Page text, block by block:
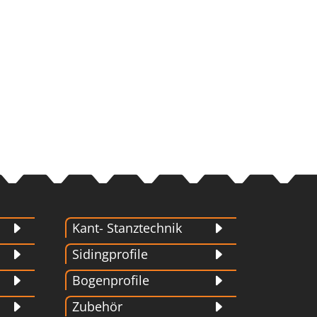
Kant- Stanztechnik
Sidingprofile
Bogenprofile
Zubehör